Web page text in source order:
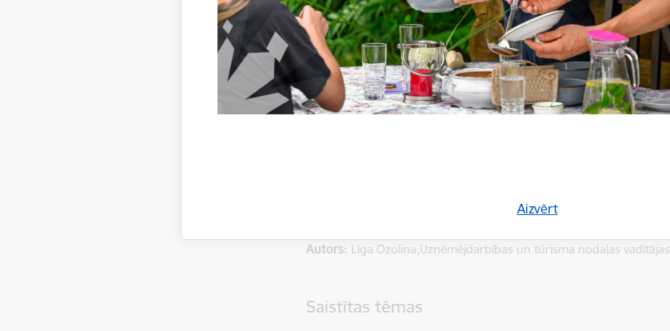
Aizvērt
Dienas noslēgumā dalībnieki viesojāsGatartas muižājeb vietā, kur
kultūrvēsturiskā elpa. Muižas saimnieki Aigars un Inese Kluči
atklājot šīs vietas potenciālu kā nozīmīgu kultūras un tūrisma
Pasākums sniedza iespēju ne tikai iepazīt kolēģu piedāvājumu, bet
Autors: Līga Ozoliņa,Uzņēmējdarbības un tūrisma nodaļas
Saistītas tēmas